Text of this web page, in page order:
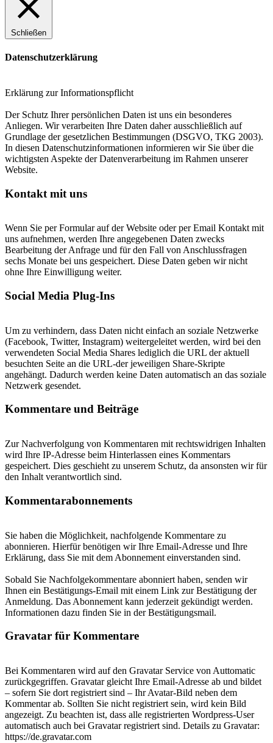
Schließen
Datenschutzerklärung
Erklärung zur Informationspflicht
Der Schutz Ihrer persönlichen Daten ist uns ein besonderes
Anliegen. Wir verarbeiten Ihre Daten daher ausschließlich auf
Grundlage der gesetzlichen Bestimmungen (DSGVO, TKG 2003).
In diesen Datenschutzinformationen informieren wir Sie über die
wichtigsten Aspekte der Datenverarbeitung im Rahmen unserer
Website.
Kontakt mit uns
Wenn Sie per Formular auf der Website oder per Email Kontakt mit
uns aufnehmen, werden Ihre angegebenen Daten zwecks
Bearbeitung der Anfrage und für den Fall von Anschlussfragen
sechs Monate bei uns gespeichert. Diese Daten geben wir nicht
ohne Ihre Einwilligung weiter.
Social Media Plug-Ins
Um zu verhindern, dass Daten nicht einfach an soziale Netzwerke
(Facebook, Twitter, Instagram) weitergeleitet werden, wird bei den
verwendeten Social Media Shares lediglich die URL der aktuell
besuchten Seite an die URL-der jeweiligen Share-Skripte
angehängt. Dadurch werden keine Daten automatisch an das soziale
Netzwerk gesendet.
Kommentare und Beiträge
Zur Nachverfolgung von Kommentaren mit rechtswidrigen Inhalten
wird Ihre IP-Adresse beim Hinterlassen eines Kommentars
gespeichert. Dies geschieht zu unserem Schutz, da ansonsten wir für
den Inhalt verantwortlich sind.
Kommentarabonnements
Sie haben die Möglichkeit, nachfolgende Kommentare zu
abonnieren. Hierfür benötigen wir Ihre Email-Adresse und Ihre
Erklärung, dass Sie mit dem Abonnement einverstanden sind.
Sobald Sie Nachfolgekommentare abonniert haben, senden wir
Ihnen ein Bestätigungs-Email mit einem Link zur Bestätigung der
Anmeldung. Das Abonnement kann jederzeit gekündigt werden.
Informationen dazu finden Sie in der Bestätigungsmail.
Gravatar für Kommentare
Bei Kommentaren wird auf den Gravatar Service von Auttomatic
zurückgegriffen. Gravatar gleicht Ihre Email-Adresse ab und bildet
– sofern Sie dort registriert sind – Ihr Avatar-Bild neben dem
Kommentar ab. Sollten Sie nicht registriert sein, wird kein Bild
angezeigt. Zu beachten ist, dass alle registrierten Wordpress-User
automatisch auch bei Gravatar registriert sind. Details zu Gravatar:
https://de.gravatar.com